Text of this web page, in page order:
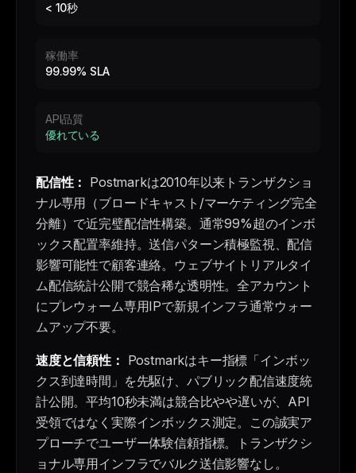
< 10秒
稼働率
99.99% SLA
API品質
優れている
配信性： Postmarkは2010年以来トランザクショ
ナル専用（ブロードキャスト/マーケティング完全
分離）で近完璧配信性構築。通常99%超のインボ
ックス配置率維持。送信パターン積極監視、配信
影響可能性で顧客連絡。ウェブサイトリアルタイ
ム配信統計公開で競合稀な透明性。全アカウント
にプレウォーム専用IPで新規インフラ通常ウォー
ムアップ不要。
速度と信頼性： Postmarkはキー指標「インボッ
クス到達時間」を先駆け、パブリック配信速度統
計公開。平均10秒未満は競合比やや遅いが、API
受領ではなく実際インボックス測定。この誠実ア
プローチでユーザー体験信頼指標。トランザクシ
ョナル専用インフラでバルク送信影響なし。